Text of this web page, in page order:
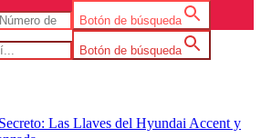
Botón de búsqueda
Botón de búsqueda